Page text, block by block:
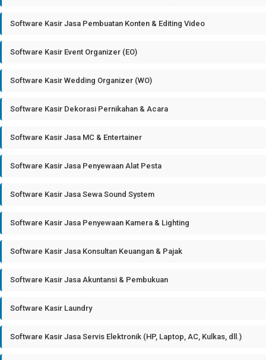
Software Kasir Jasa Pembuatan Konten & Editing Video
Software Kasir Event Organizer (EO)
Software Kasir Wedding Organizer (WO)
Software Kasir Dekorasi Pernikahan & Acara
Software Kasir Jasa MC & Entertainer
Software Kasir Jasa Penyewaan Alat Pesta
Software Kasir Jasa Sewa Sound System
Software Kasir Jasa Penyewaan Kamera & Lighting
Software Kasir Jasa Konsultan Keuangan & Pajak
Software Kasir Jasa Akuntansi & Pembukuan
Software Kasir Laundry
Software Kasir Jasa Servis Elektronik (HP, Laptop, AC, Kulkas, dll.)